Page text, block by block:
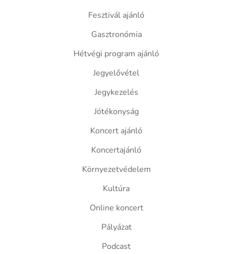
Fesztivál ajánló
Gasztronómia
Hétvégi program ajánló
Jegyelővétel
Jegykezelés
Jótékonyság
Koncert ajánló
Koncertajánló
Környezetvédelem
Kultúra
Online koncert
Pályázat
Podcast